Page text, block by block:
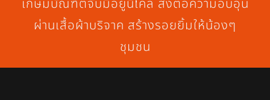
ข่าวสาร
เกี่ยวกับมหาวิทยาลัย
เกษมบัณฑิตจับมือยูนิโคล่ ส่งต่อความอบอุ่น
ผ่านเสื้อผ้าบริจาค สร้างรอยยิ้มให้น้องๆ
ชุมชน